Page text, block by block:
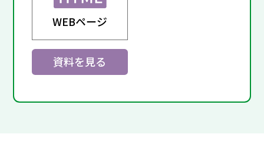
WEBページ
資料を見る